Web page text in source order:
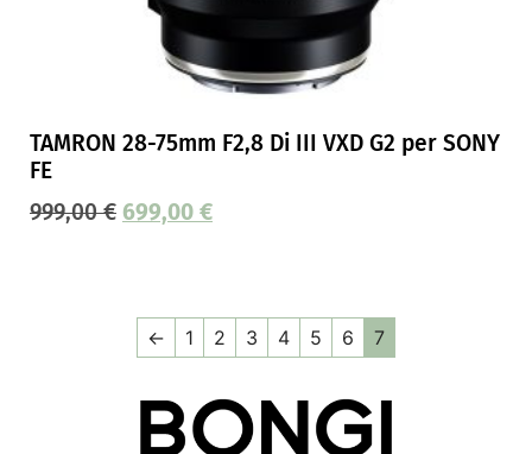
TAMRON 28-75mm F2,8 Di III VXD G2 per SONY
FE
999,00€ 699,00 €
← 1 2 3 4 5 6 7